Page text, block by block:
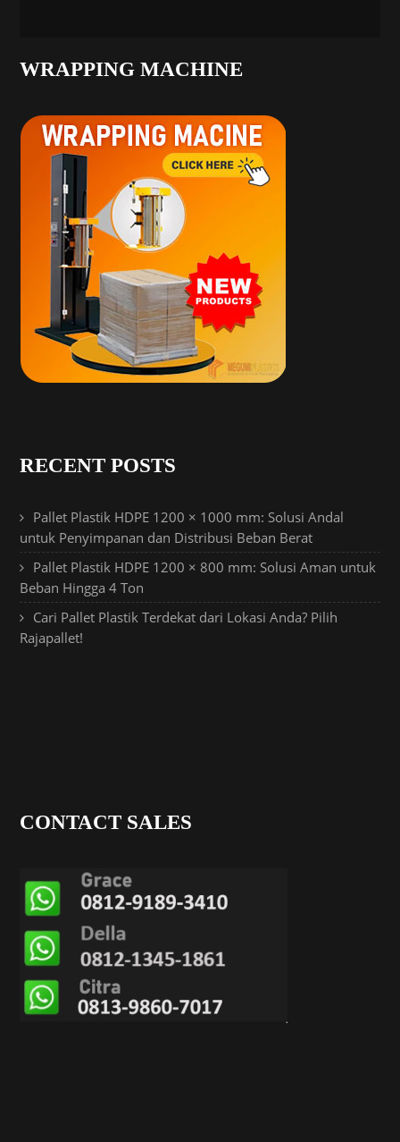
WRAPPING MACHINE
RECENT POSTS
Pallet Plastik HDPE 1200 × 1000 mm: Solusi Andal
untuk Penyimpanan dan Distribusi Beban Berat
Pallet Plastik HDPE 1200 × 800 mm: Solusi Aman untuk
Beban Hingga 4 Ton
Cari Pallet Plastik Terdekat dari Lokasi Anda? Pilih
Rajapallet!
CONTACT SALES